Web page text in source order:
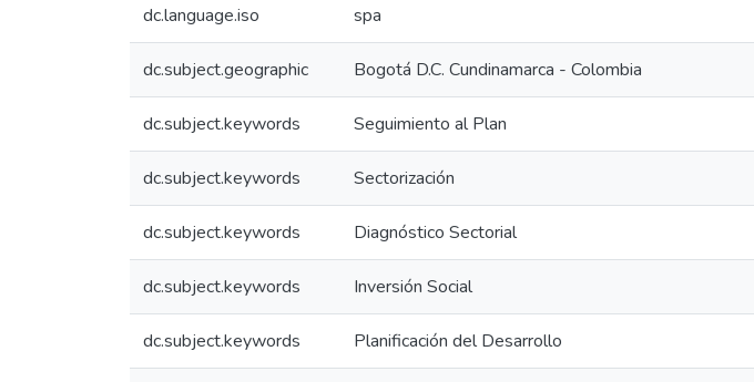
dc.language.iso spa
dc.subject.geographic Bogotá D.C. Cundinamarca - Colombia
dc.subject.keywords Seguimiento al Plan
dc.subject.keywords Sectorización
dc.subject.keywords Diagnóstico Sectorial
dc.subject.keywords Inversión Social
dc.subject.keywords Planificación del Desarrollo